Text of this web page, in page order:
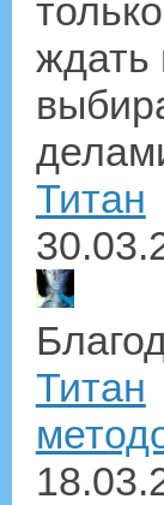
ждать
Титан
Титан